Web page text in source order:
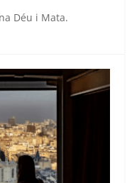
Déu i Mata.